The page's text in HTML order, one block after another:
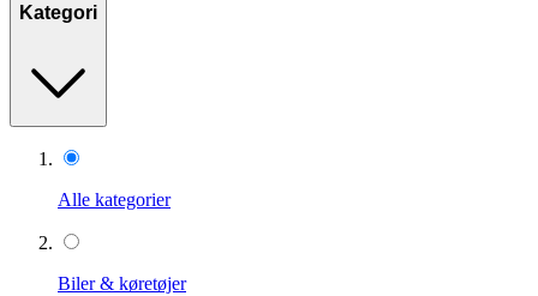
Kategori
Alle kategorier
Biler & køretøjer